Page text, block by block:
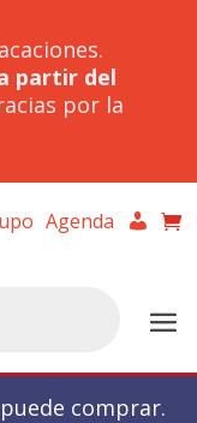
partir del
por la
Agenda
comprar.